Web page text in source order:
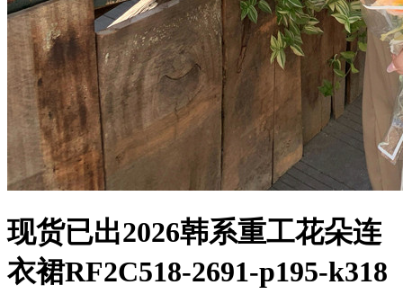
现货已出2026韩系重工花朵连
衣裙RF2C518-2691-p195-k318